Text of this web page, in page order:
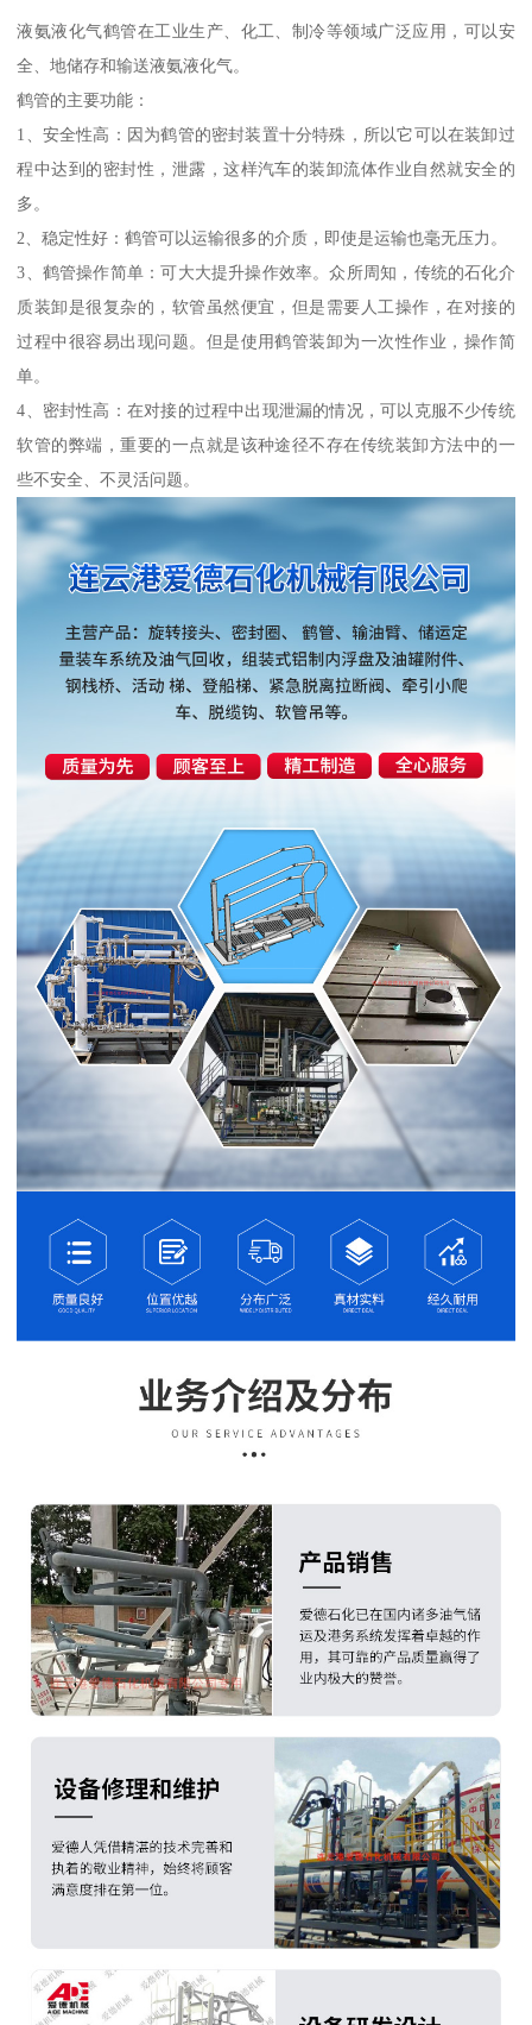
液氨液化气鹤管在工业生产、化工、制冷等领域广泛应用，可以安
全、地储存和输送液氨液化气。
鹤管的主要功能：
1、安全性高：因为鹤管的密封装置十分特殊，所以它可以在装卸过
程中达到的密封性，泄露，这样汽车的装卸流体作业自然就安全的
多。
2、稳定性好：鹤管可以运输很多的介质，即使是运输也毫无压力。
3、鹤管操作简单：可大大提升操作效率。众所周知，传统的石化介
质装卸是很复杂的，软管虽然便宜，但是需要人工操作，在对接的
过程中很容易出现问题。但是使用鹤管装卸为一次性作业，操作简
单。
4、密封性高：在对接的过程中出现泄漏的情况，可以克服不少传统
软管的弊端，重要的一点就是该种途径不存在传统装卸方法中的一
些不安全、不灵活问题。